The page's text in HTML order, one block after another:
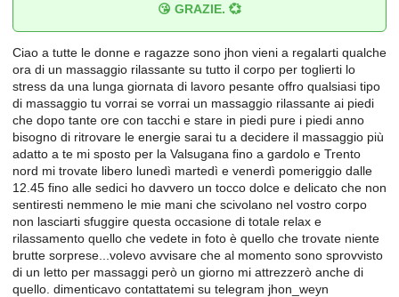
😘 GRAZIE. 💞
Ciao a tutte le donne e ragazze sono jhon vieni a regalarti qualche
ora di un massaggio rilassante su tutto il corpo per toglierti lo
stress da una lunga giornata di lavoro pesante offro qualsiasi tipo
di massaggio tu vorrai se vorrai un massaggio rilassante ai piedi
che dopo tante ore con tacchi e stare in piedi pure i piedi anno
bisogno di ritrovare le energie sarai tu a decidere il massaggio più
adatto a te mi sposto per la Valsugana fino a gardolo e Trento
nord mi trovate libero lunedì martedì e venerdì pomeriggio dalle
12.45 fino alle sedici ho davvero un tocco dolce e delicato che non
sentiresti nemmeno le mie mani che scivolano nel vostro corpo
non lasciarti sfuggire questa occasione di totale relax e
rilassamento quello che vedete in foto è quello che trovate niente
brutte sorprese...volevo avvisare che al momento sono sprovvisto
di un letto per massaggi però un giorno mi attrezzerò anche di
quello. dimenticavo contattatemi su telegram jhon_weyn